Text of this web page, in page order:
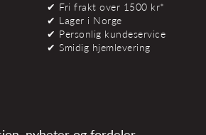
✔ Fri frakt over 1500 kr*
✔ Lager i Norge
✔ Personlig kundeservice
✔ Smidig hjemlevering